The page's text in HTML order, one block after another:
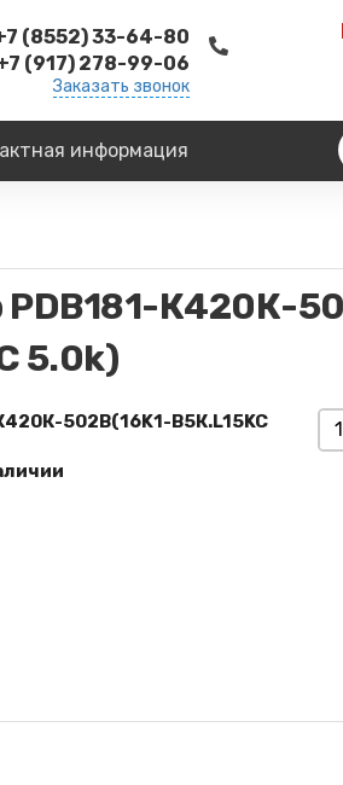
(8552) 33-64-80
(917) 278-99-06
Заказать звонок
информация
PDB181-К420К-
5.0k)
502В(16K1-В5К.L15KC